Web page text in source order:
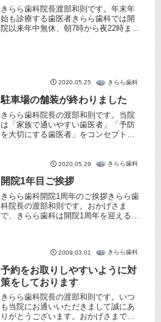
きらら歯科院長渡部和則です。年末年
始も診療する歯医者きらら歯科では開
院以来年中無休、朝7時から夜22時まで
2020.05.25 きらら歯科
駐車場の舗装が終わりました
きらら歯科院長の渡部和則です。当院
は「家族で通いやすい歯医者」「予防
を大切にする歯医者」をコンセプト
プラントなど様々な歯科治療に対応し
天気...
2020.05.29 きらら歯科
開院1年目ご挨拶
きらら歯科開院1周年のご挨拶きらら歯
科院長の渡部和則です。おかげさま
で、きらら歯科は開院1周年を迎えるこ
らら歯科を評価してくださった患者
さ...
2009.03.01 きらら歯科
予約をお取りしやすいように対
策をしております
きらら歯科院長の渡部和則です。いつ
も当院にお通いいただきまして誠にあ
りがとうございます。おかげさまで当